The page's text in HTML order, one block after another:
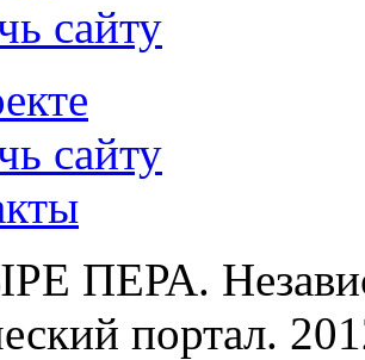
сайту
сайту
ПЕРА.
портал.